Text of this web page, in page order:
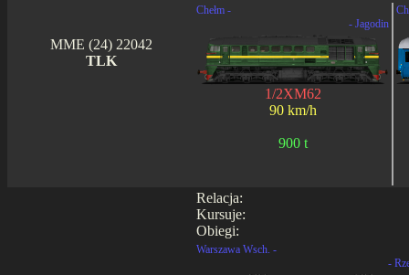
MME (24) 22042
TLK
Chełm -
- Jagodin
1/2XM62
90 km/h
900 t
Relacja:
Kursuje:
Obiegi:
Warszawa Wsch. -
-